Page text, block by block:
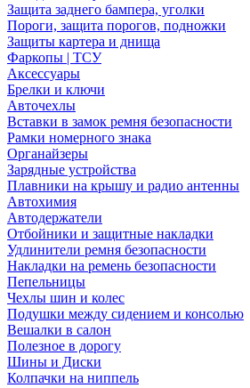
Защита заднего бампера, уголки
Пороги, защита порогов, подножки
Защиты картера и днища
Фаркопы | ТСУ
Аксессуары
Брелки и ключи
Авточехлы
Вставки в замок ремня безопасности
Рамки номерного знака
Органайзеры
Зарядные устройства
Плавники на крышу и радио антенны
Автохимия
Автодержатели
Отбойники и защитные накладки
Удлинители ремня безопасности
Накладки на ремень безопасности
Пепельницы
Чехлы шин и колес
Подушки между сидением и консолью
Вешалки в салон
Полезное в дорогу
Шины и Диски
Колпачки на ниппель